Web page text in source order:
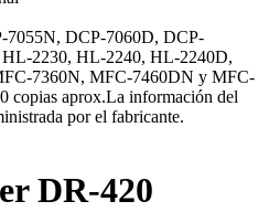
7055N, DCP-7060D, DCP-
2230, HL-2240, HL-2240D,
7360N, MFC-7460DN y MFC-
copias aprox.La información del
por el fabricante.
DR-420